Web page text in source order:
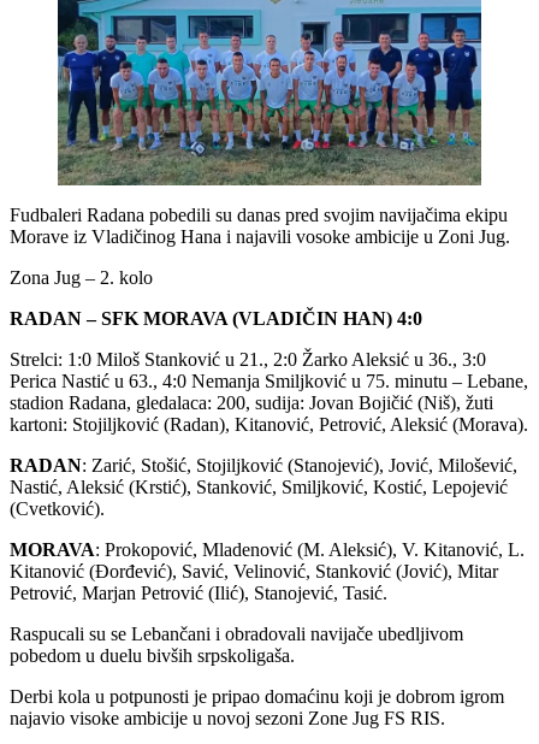
Fudbaleri Radana pobedili su danas pred svojim navijačima ekipu
Morave iz Vladičinog Hana i najavili vosoke ambicije u Zoni Jug.
Zona Jug – 2. kolo
RADAN – SFK MORAVA (VLADIČIN HAN) 4:0
Strelci: 1:0 Miloš Stanković u 21., 2:0 Žarko Aleksić u 36., 3:0
Perica Nastić u 63., 4:0 Nemanja Smiljković u 75. minutu – Lebane,
stadion Radana, gledalaca: 200, sudija: Jovan Bojičić (Niš), žuti
kartoni: Stojiljković (Radan), Kitanović, Petrović, Aleksić (Morava).
RADAN: Zarić, Stošić, Stojiljković (Stanojević), Jović, Milošević,
Nastić, Aleksić (Krstić), Stanković, Smiljković, Kostić, Lepojević
(Cvetković).
MORAVA: Prokopović, Mladenović (M. Aleksić), V. Kitanović, L.
Kitanović (Đorđević), Savić, Velinović, Stanković (Jović), Mitar
Petrović, Marjan Petrović (Ilić), Stanojević, Tasić.
Raspucali su se Lebančani i obradovali navijače ubedljivom
pobedom u duelu bivših srpskoligaša.
Derbi kola u potpunosti je pripao domaćinu koji je dobrom igrom
najavio visoke ambicije u novoj sezoni Zone Jug FS RIS.